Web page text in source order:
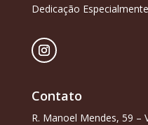
Dedicação
Contato
R. Manoel Mendes, 59 –